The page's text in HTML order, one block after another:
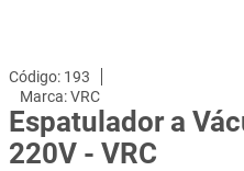
193
VRC
Espatulador a
220V - VRC